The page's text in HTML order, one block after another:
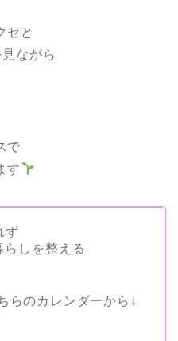
セと
ながら
で
す
ず
しを整える
らのカレンダーから↓